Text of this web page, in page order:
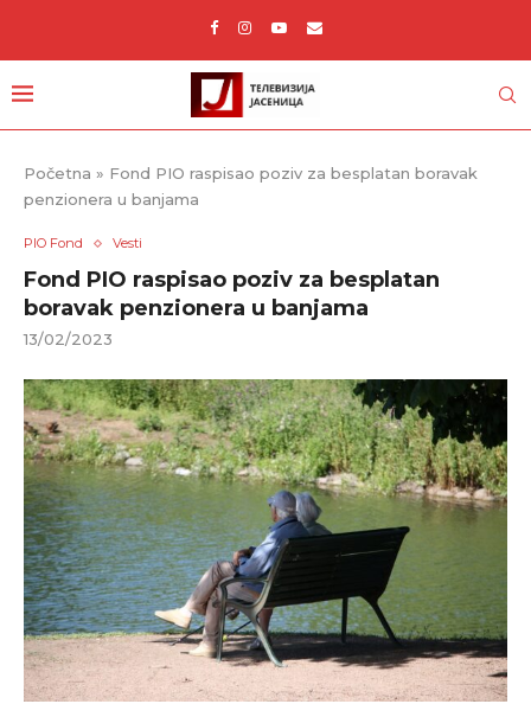
Početna » Fond PIO raspisao poziv za besplatan boravak
penzionera u banjama
PIO Fond Vesti
Fond PIO raspisao poziv za besplatan
boravak penzionera u banjama
13/02/2023